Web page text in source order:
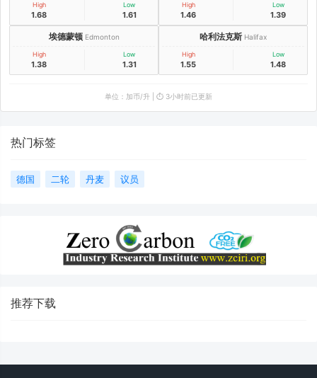
High
1.68
Low
1.61
High
1.46
Low
1.39
埃德蒙顿 Edmonton
High
1.38
Low
1.31
哈利法克斯 Halifax
High
1.55
Low
1.48
单位：加币/升 | ⏱️ 3小时前已更新
热门标签
德国 二轮 丹麦 议员
推荐下载